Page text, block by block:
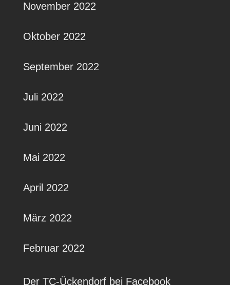
November 2022
Oktober 2022
September 2022
Juli 2022
Juni 2022
Mai 2022
April 2022
März 2022
Februar 2022
Der TC-Ückendorf bei Facebook